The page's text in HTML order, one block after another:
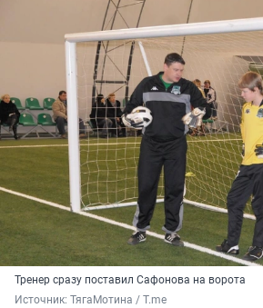
Тренер сразу поставил Сафонова на ворота
Источник: ТягаМотина / T.me